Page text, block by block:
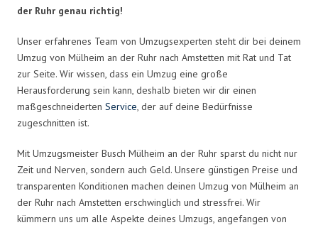
der Ruhr genau richtig!
Unser erfahrenes Team von Umzugsexperten steht dir bei deinem
Umzug von Mülheim an der Ruhr nach Amstetten mit Rat und Tat
zur Seite. Wir wissen, dass ein Umzug eine große
Herausforderung sein kann, deshalb bieten wir dir einen
maßgeschneiderten Service, der auf deine Bedürfnisse
zugeschnitten ist.
Mit Umzugsmeister Busch Mülheim an der Ruhr sparst du nicht nur
Zeit und Nerven, sondern auch Geld. Unsere günstigen Preise und
transparenten Konditionen machen deinen Umzug von Mülheim an
der Ruhr nach Amstetten erschwinglich und stressfrei. Wir
kümmern uns um alle Aspekte deines Umzugs, angefangen von